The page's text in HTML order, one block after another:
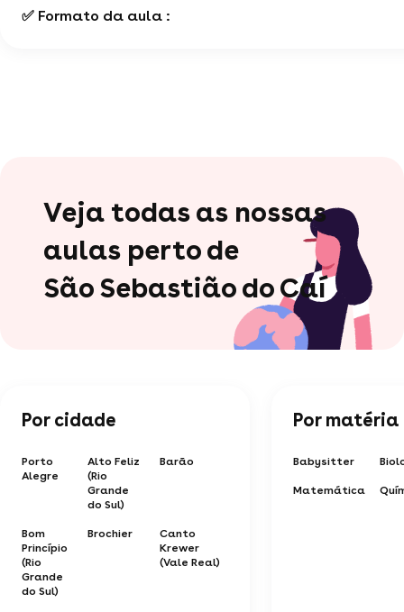
✅ Formato da aula :
Veja todas as nossas
aulas perto de
São Sebastião do Caí
Por cidade
Porto
Alegre
Alto Feliz
(Rio
Grande
do Sul)
Barão
Bom
Princípio
(Rio
Grande
do Sul)
Brochier
Canto
Krewer
(Vale Real)
Por matéria
Babysitter
Matemática